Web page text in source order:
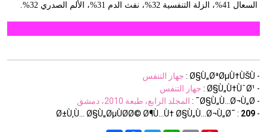
السعال 41%، الزلة التنفسية 32%، نفث الدم 31%، الألم الصدري 32%.
- Ø§Ù„ØªØµÙ†ÙŠÙ :
جهاز التنفس
- Ø§Ù„Ù†ÙˆØ¹ :
جهاز التنفس
- Ø§Ù„Ù…Ø¬Ù„Ø¯ :
المجلد الرابع، طبعة 2010، دمشق
- Ø±Ù‚Ù… Ø§Ù„ØµÙØ­Ø© Ø¶Ù…Ù† Ø§Ù„Ù…Ø¬Ù„Ø¯ :
209